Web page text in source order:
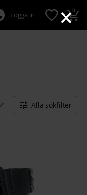
×
Logga in 0
Alla sökfilter